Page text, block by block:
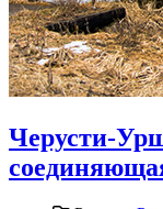
Черусти-